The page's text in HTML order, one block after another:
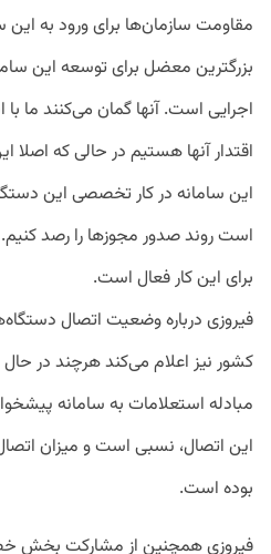
مقاومت سازمان‌ها برای ورود به
بزرگترین معضل برای توسعه این
اجرایی است. آنها گمان می‌کنند ما
اقتدار آنها هستیم در حالی که
این سامانه در کار تخصصی این
است روند صدور مجوزها را رصد
برای این کار فعال است.
فیروزی درباره وضعیت اتصال
مبادله استعلامات به سامانه
این اتصال، نسبی است و میزان
بوده است.
فیروزی همچنین از مشارکت بخش